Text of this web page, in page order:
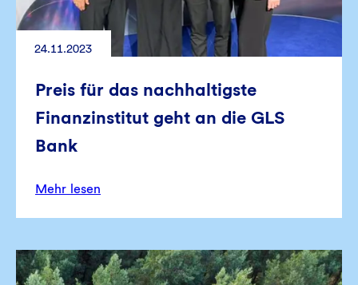
24.11.2023
Preis für das nachhaltigste
Finanzinstitut geht an die GLS
Bank
Mehr lesen